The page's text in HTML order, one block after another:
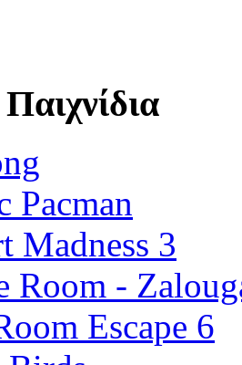
Pacman
Madness 3
Room -
Escape 6